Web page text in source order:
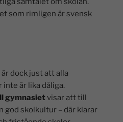
som rimligen är svensk
dock just att alla
inte är lika dåliga.
gymnasietvisar att till
god skolkultur – där klarar